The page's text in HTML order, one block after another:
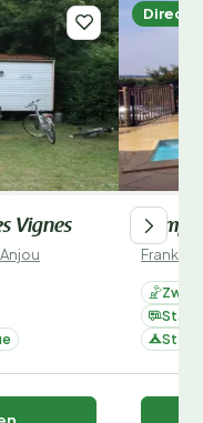
Vignes
Direct
Frankrijk